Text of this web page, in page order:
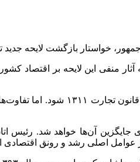
خواستار بازگشت لایحه
منفی این لایحه بر اقتصاد
این لایحه که پس از ۱۹ سال
جدید، تمامی قوانین قبلی تجارت لغو و یک قانون
عوامل اصلی رشد و رونق